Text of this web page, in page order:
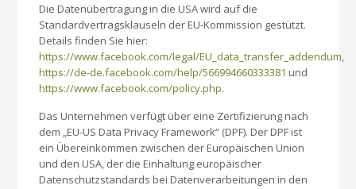
Die Datenübertragung in die USA wird auf die
Standardvertragsklauseln der EU-Kommission gestützt.
Details finden Sie hier:
https://www.facebook.com/legal/EU_data_transfer_addendum,
https://de-de.facebook.com/help/566994660333381 und
https://www.facebook.com/policy.php.
Das Unternehmen verfügt über eine Zertifizierung nach
dem „EU-US Data Privacy Framework“ (DPF). Der DPF ist
ein Übereinkommen zwischen der Europäischen Union
und den USA, der die Einhaltung europäischer
Datenschutzstandards bei Datenverarbeitungen in den